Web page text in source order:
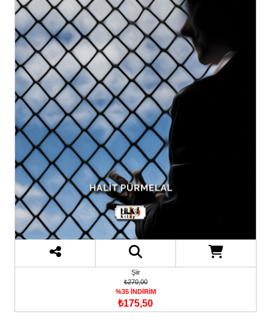
Şiir
₺270,00
%35 İNDİRİM
₺175,50